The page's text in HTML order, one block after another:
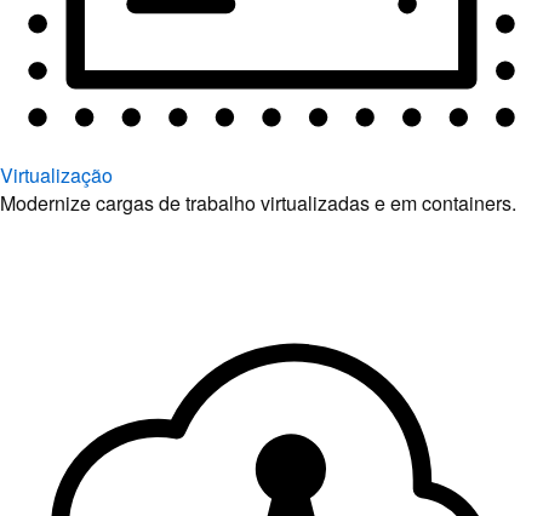
Virtualização
Modernize cargas de trabalho virtualizadas e em containers.